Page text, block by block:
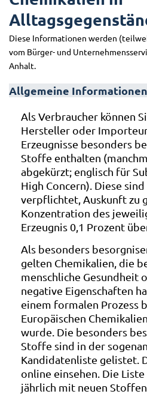
Diese Informationen werden
vom Bürger- und
Anhalt.
Allgemeine Informationen
Als Verbraucher können
Hersteller oder
Erzeugnisse besonders
Stoffe enthalten
abgekürzt; englisch für
High Concern). Diese
verpflichtet, Auskunft zu
Konzentration des
Erzeugnis 0,1 Prozent
Als besonders
gelten Chemikalien, die
menschliche Gesundheit
negative Eigenschaften
einem formalen Prozess
Europäischen
wurde. Die besonders
Stoffe sind in der
Kandidatenliste gelistet.
online einsehen. Die
jährlich mit neuen Stoffen